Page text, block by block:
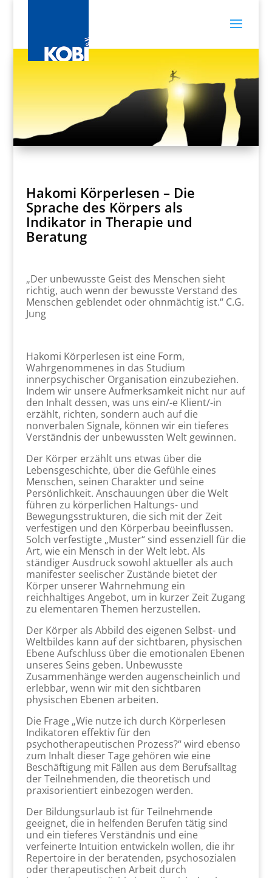
Hakomi Körperlesen – Die
Sprache des Körpers als
Indikator in Therapie und
Beratung
„Der unbewusste Geist des Menschen sieht
richtig, auch wenn der bewusste Verstand des
Menschen geblendet oder ohnmächtig ist.“ C.G.
Jung
Hakomi Körperlesen ist eine Form,
Wahrgenommenes in das Studium
innerpsychischer Organisation einzubeziehen.
Indem wir unsere Aufmerksamkeit nicht nur auf
den Inhalt dessen, was uns ein/-e Klient/-in
erzählt, richten, sondern auch auf die
nonverbalen Signale, können wir ein tieferes
Verständnis der unbewussten Welt gewinnen.
Der Körper erzählt uns etwas über die
Lebensgeschichte, über die Gefühle eines
Menschen, seinen Charakter und seine
Persönlichkeit. Anschauungen über die Welt
führen zu körperlichen Haltungs- und
Bewegungsstrukturen, die sich mit der Zeit
verfestigen und den Körperbau beeinflussen.
Solch verfestigte „Muster“ sind essenziell für die
Art, wie ein Mensch in der Welt lebt. Als
ständiger Ausdruck sowohl aktueller als auch
manifester seelischer Zustände bietet der
Körper unserer Wahrnehmung ein
reichhaltiges Angebot, um in kurzer Zeit Zugang
zu elementaren Themen herzustellen.
Der Körper als Abbild des eigenen Selbst- und
Weltbildes kann auf der sichtbaren, physischen
Ebene Aufschluss über die emotionalen Ebenen
unseres Seins geben. Unbewusste
Zusammenhänge werden augenscheinlich und
erlebbar, wenn wir mit den sichtbaren
physischen Ebenen arbeiten.
Die Frage „Wie nutze ich durch Körperlesen
Indikatoren effektiv für den
psychotherapeutischen Prozess?“ wird ebenso
zum Inhalt dieser Tage gehören wie eine
Beschäftigung mit Fällen aus dem Berufsalltag
der Teilnehmenden, die theoretisch und
praxisorientiert einbezogen werden.
Der Bildungsurlaub ist für Teilnehmende
geeignet, die in helfenden Berufen tätig sind
und ein tieferes Verständnis und eine
verfeinerte Intuition entwickeln wollen, die ihr
Repertoire in der beratenden, psychosozialen
oder therapeutischen Arbeit durch